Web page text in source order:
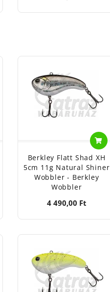
Berkley Flatt Shad XH
5cm 11g Natural Shiner
Wobbler - Berkley
Wobbler
4 490,00 Ft